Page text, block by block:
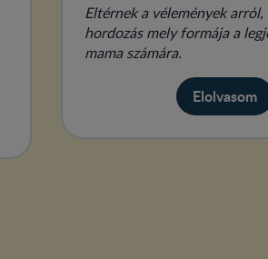
Eltérnek a vélemények arról,
hordozás mely formája a
mama számára.
Elolvasom